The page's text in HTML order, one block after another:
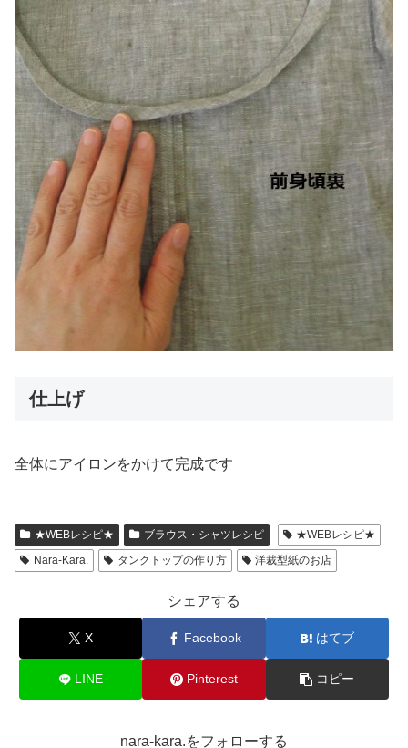
仕上げ
全体にアイロンをかけて完成です
★WEBレシピ★ ブラウス・シャツレシピ
★WEBレシピ★
Nara-Kara.
タンクトップの作り方 洋裁型紙のお店
シェアする
X Facebook はてブ
LINE Pinterest コピー
nara-kara.をフォローする